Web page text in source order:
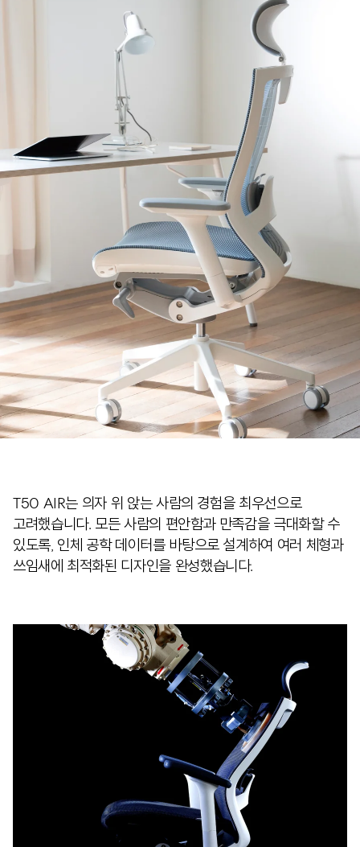
T50 AIR는 의자 위 앉는 사람의 경험을 최우선으로
고려했습니다. 모든 사람의 편안함과 만족감을 극대화할 수
있도록, 인체 공학 데이터를 바탕으로 설계하여 여러 체형과
쓰임새에 최적화된 디자인을 완성했습니다.